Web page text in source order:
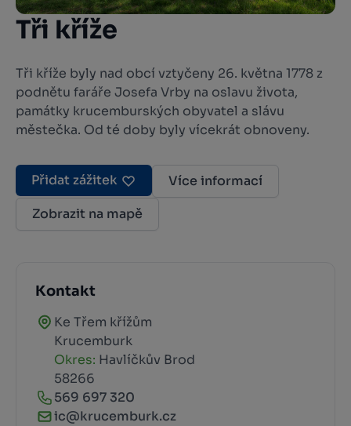
Tři kříže
Tři kříže byly nad obcí vztyčeny 26. května 1778 z
podnětu faráře Josefa Vrby na oslavu života,
památky krucemburských obyvatel a slávu
městečka. Od té doby byly vícekrát obnoveny.
Přidat zážitek
Více informací
Zobrazit na mapě
Kontakt
Ke Třem křížům
Krucemburk
Okres: Havlíčkův Brod
58266
569 697 320
ic@krucemburk.cz